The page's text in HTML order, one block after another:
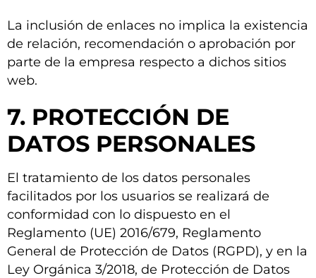
La inclusión de enlaces no implica la existencia
de relación, recomendación o aprobación por
parte de la empresa respecto a dichos sitios
web.
7. PROTECCIÓN DE
DATOS PERSONALES
El tratamiento de los datos personales
facilitados por los usuarios se realizará de
conformidad con lo dispuesto en el
Reglamento (UE) 2016/679, Reglamento
General de Protección de Datos (RGPD), y en la
Ley Orgánica 3/2018, de Protección de Datos